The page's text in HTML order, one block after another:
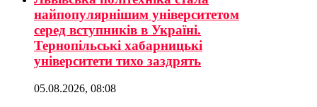
найпопулярнішим університетом
серед вступників в Україні.
Тернопільські хабарницькі
університети тихо заздрять
05.08.2026, 08:08